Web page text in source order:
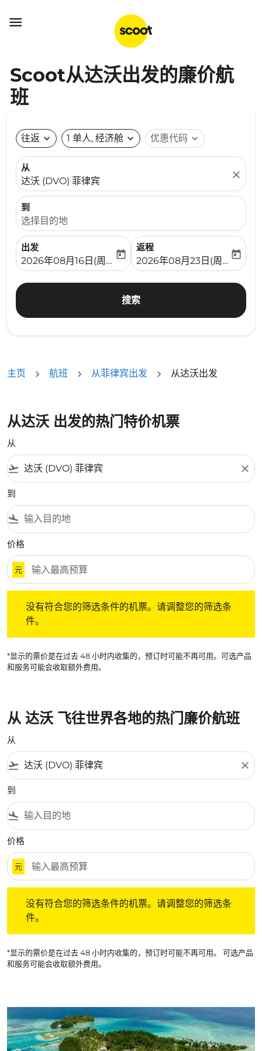

Scoot从达沃出发的廉价航
班
往返 expand_more 1 单人, 经济舱 expand_more 优惠代码 expand_more
从
达沃 (DVO) 菲律宾
close
到
选择目的地
出发
fc-booking-departure-date-aria-label
2026年08月16日(周日)
today
返程
fc-booking-return-date-
2026年08月23日(周日)
today
搜索
主页 航班 从菲律宾出发 从达沃出发
从达沃 出发的热门特价机票
从
flight_takeoff close
到
flight_land
价格
元
没有符合您的筛选条件的机票。请调整您的筛选条
件。
*显示的票价是在过去 48 小时内收集的，预订时可能不再可用。可选产品
和服务可能会收取额外费用。
从 达沃 飞往世界各地的热门廉价航班
从
flight_takeoff close
到
flight_land
价格
元
没有符合您的筛选条件的机票。请调整您的筛选条
件。
*显示的票价是在过去 48 小时内收集的，预订时可能不再可用。 可选产品
和服务可能会收取额外费用。